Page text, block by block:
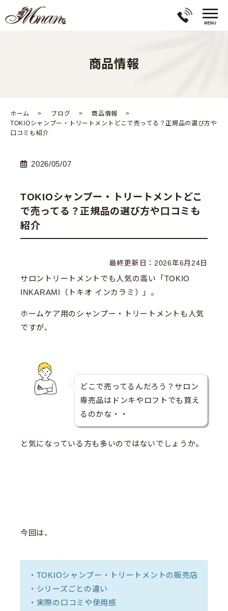
商品情報
ホーム ブログ
商品情報
TOKIOシャンプー・トリートメントどこで売ってる？正規品の選び方や
口コミも紹介
2026/05/07
TOKIOシャンプー・トリートメントどこ
で売ってる？正規品の選び方や口コミも
紹介
最終更新日： 2026年6月24日
サロントリートメントでも人気の高い「TOKIO
INKARAMI（トキオ インカラミ）」。
ホームケア用のシャンプー・トリートメントも人気
ですが、
どこで売ってるんだろう？サロン
専売品はドンキやロフトでも買え
るのかな・・
と気になっている方も多いのではないでしょうか。
今回は、
・TOKIOシャンプー・トリートメントの販売店
・シリーズごとの違い
・実際の口コミや使用感